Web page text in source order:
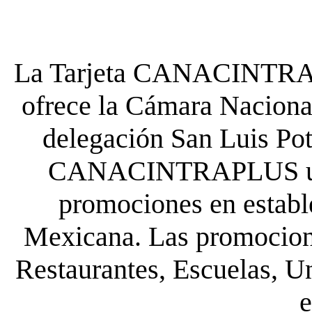
La Tarjeta
ofrece la Cámara
delegación San Luis
CANACINTRAPLUS
promociones en
Mexicana. Las
Restaurantes, Escuelas,